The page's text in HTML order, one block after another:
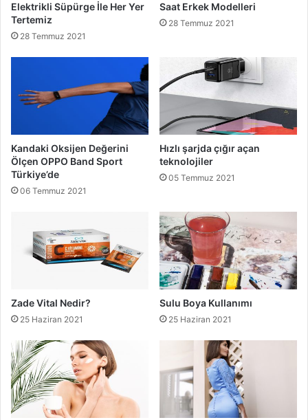
Elektrikli Süpürge İle Her Yer
Tertemiz
28 Temmuz 2021
Saat Erkek Modelleri
28 Temmuz 2021
Kandaki Oksijen Değerini
Ölçen OPPO Band Sport
Türkiye’de
06 Temmuz 2021
Hızlı şarjda çığır açan
teknolojiler
05 Temmuz 2021
Zade Vital Nedir?
25 Haziran 2021
Sulu Boya Kullanımı
25 Haziran 2021